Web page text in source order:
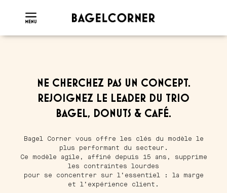
NE CHERCHEZ PAS UN CONCEPT.
REJOIGNEZ LE LEADER DU TRIO
BAGEL, DONUTS & CAFÉ.
Bagel Corner vous offre les clés du modèle le
plus performant du secteur.
Ce modèle agile, affiné depuis 15 ans, supprime
les contraintes lourdes
pour se concentrer sur l’essentiel : la marge
et l’expérience client.